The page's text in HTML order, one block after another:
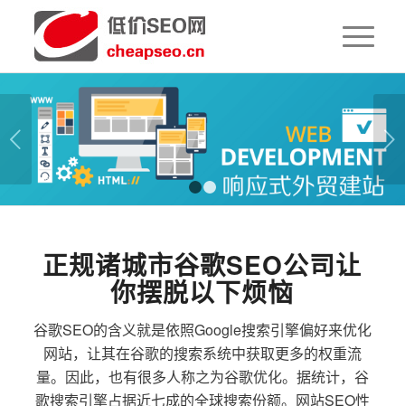
下一页
1 2
正规诸城市谷歌SEO公司让
你摆脱以下烦恼
谷歌SEO的含义就是依照Google搜索引擎偏好来优化
网站，让其在谷歌的搜索系统中获取更多的权重流
量。因此，也有很多人称之为谷歌优化。据统计，谷
歌搜索引擎占据近七成的全球搜索份额。网站SEO性